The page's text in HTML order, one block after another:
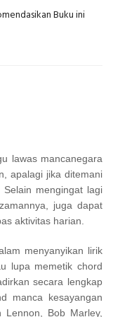
Buku ini
lawas mancanegara
apalagi jika ditemani
mengingat lagi
juga dapat
aktivitas harian.
menyanyikan lirik
lupa memetik chord
secara lengkap
manca kesayangan
Bob Marley,